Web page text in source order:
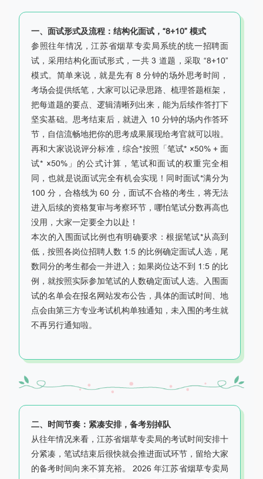
一、面试形式及流程：结构化面试，“8+10” 模式
参照往年情况，江苏省烟草专卖局系统的统一招聘面
试，采用结构化面试形式，一共 3 道题，采取 “8+10”
模式。简单来说，就是先有 8 分钟的场外思考时间，
考场会提供纸笔，大家可以记录思路、梳理答题框架，
把每道题的要点、逻辑清晰列出来，能为后续作答打下
坚实基础。思考结束后，就进入 10 分钟的场内作答环
节，自信流畅地把你的思考成果展现给考官就可以啦。
再和大家说说评分标准，综合*按照「笔试* ×50% + 面
试* ×50%」的公式计算，笔试和面试的权重完全相
同，也就是说面试完全有机会实现！同时面试*满分为
100 分，合格线为 60 分，面试不合格的考生，将无法
进入后续的资格复审与考察环节，哪怕笔试分数再高也
没用，大家一定要全力以赴！
本次的入围面试比例也有明确要求：根据笔试*从高到
低，按照各岗位招聘人数 1:5 的比例确定面试人选，尾
数同分的考生都会一并进入；如果岗位达不到 1:5 的比
例，就按照实际参加笔试的人数确定面试人选。入围面
试的名单会在报名网站发布公告，具体的面试时间、地
点会由第三方专业考试机构单独通知，未入围的考生就
不再另行通知啦。
二、时间节奏：紧凑安排，备考别掉队
从往年情况来看，江苏省烟草专卖局的考试时间安排十
分紧凑，笔试结束后很快就会推进面试环节，留给大家
的备考时间向来不算充裕。 2026 年江苏省烟草专卖局